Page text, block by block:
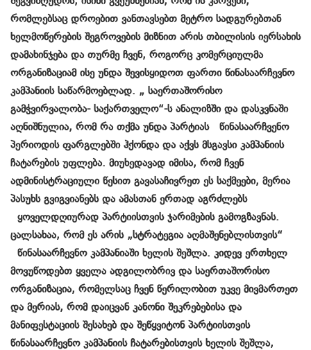
რომლებსაც დროებით ვანთავსებთ მეტრო სადგურებთან
ხელმოწერების შეგროვების მიზნით არის თბილისის იერსახის
დამახინჯება და თურმე ჩვენ, როგორც კომერციულმა
ორგანიზაციამ ისე უნდა შევისყიდოთ ფართი წინასაარჩევნო
კამპანიის საწარმოებლად. „ საერთაშორისო
გამჭვირვალობა- საქართველო“-ს ანალიზში და დასკვნაში
აღნიშნულია, რომ რა თქმა უნდა პარტიას წინასაარჩვენო
პერიოდის ფარგლებში ჰქონდა და აქვს მსგავსი კამპანიის
ჩატარების უფლება. მიუხედავად იმისა, რომ ჩვენ
ადმინისტრაციული წესით გავასაჩივრეთ ეს საქმეები, მერია
პასუხს გვიგვიანებს და ამასთან ერთად აგრძლებს
ყოველდღიურად პარტიისთვის ჯარიმების გამოგზავნას.
ცალსახაა, რომ ეს არის „სტრატეგია აღმაშენებლისთვის“
წინასაარჩევნო კამპანიაში ხელის შეშლა. კიდევ ერთხელ
მოვუწოდებთ ყველა ადგილობრივ და საერთაშორისო
ორგანიზაცია, რომელსაც ჩვენ წერილობით უკვე მივმართეთ
და მერიას, რომ დაიცვან კანონი შეკრებებისა და
მანიფესტაციის შესახებ და შეწყვიტონ პარტიისთვის
წინასაარჩევნო კამპანიის ჩატარებისთვის ხელის შეშლა,